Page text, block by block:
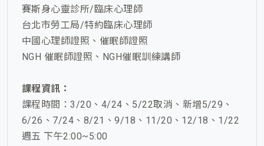
賽斯身心靈診所/臨床心理師
台北市勞工局/特約臨床心理師
中國心理師證照、催眠師證照
NGH 催眠師證照、NGH催眠訓練講師
課程資訊：
課程時間：3/20、4/24、5/22取消、新增5/29、
6/26、7/24、8/21、9/18、11/20、12/18、1/22
週五 下午2:00~5:00